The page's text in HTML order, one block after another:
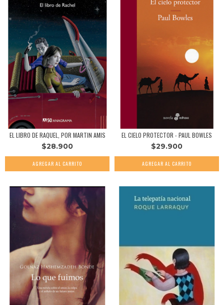
EL LIBRO DE RAQUEL, POR MARTIN AMIS
$28.900
EL CIELO PROTECTOR - PAUL BOWLES
$29.900